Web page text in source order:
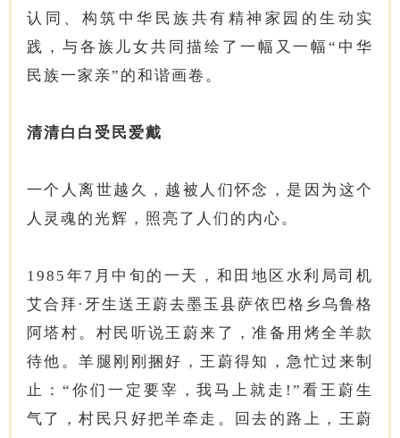
认同、构筑中华民族共有精神家园的生动实
践，与各族儿女共同描绘了一幅又一幅“中华
民族一家亲”的和谐画卷。
清清白白受民爱戴
一个人离世越久，越被人们怀念，是因为这个
人灵魂的光辉，照亮了人们的内心。
1985年7月中旬的一天，和田地区水利局司机
艾合拜·牙生送王蔚去墨玉县萨依巴格乡乌鲁格
阿塔村。村民听说王蔚来了，准备用烤全羊款
待他。羊腿刚刚捆好，王蔚得知，急忙过来制
止：“你们一定要宰，我马上就走!”看王蔚生
气了，村民只好把羊牵走。回去的路上，王蔚